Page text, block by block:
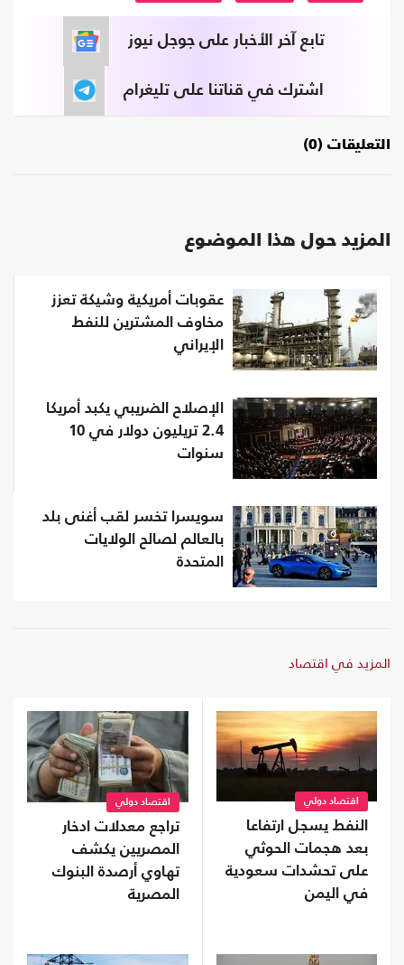
تابع آخر الأخبار على جوجل نيوز
اشترك في قناتنا على تليغرام
التعليقات (0)
المزيد حول هذا الموضوع
عقوبات أمريكية وشيكة تعزز
مخاوف المشترين للنفط
الإيراني
الإصلاح الضريبي يكبد أمريكا
2.4 تريليون دولار في 10
سنوات
سويسرا تخسر لقب أغنى بلد
بالعالم لصالح الولايات
المتحدة
المزيد في اقتصاد
اقتصاد دولي
النفط يسجل ارتفاعا
بعد هجمات الحوثي
على تحشدات سعودية
في اليمن
اقتصاد دولي
تراجع معدلات ادخار
المصريين يكشف
تهاوي أرصدة البنوك
المصرية